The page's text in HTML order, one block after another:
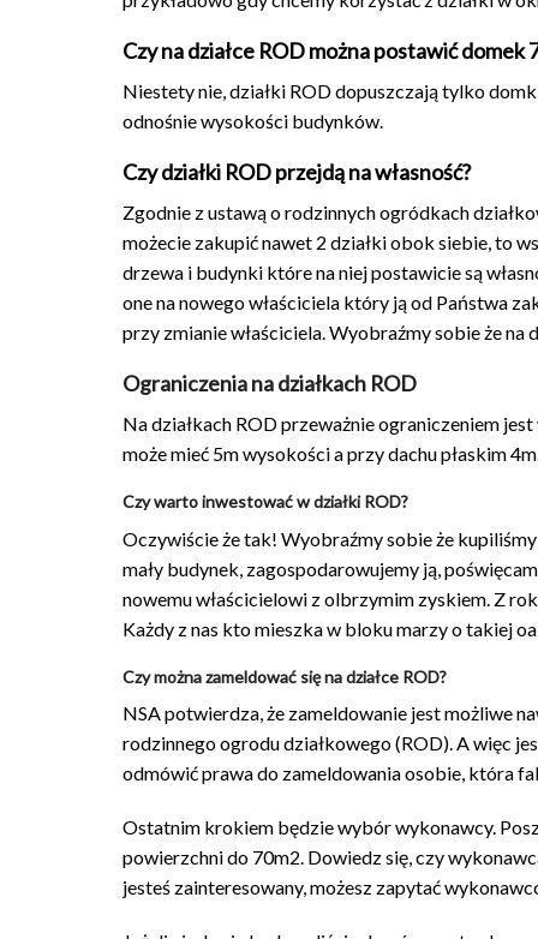
Czy na działce ROD można postawić domek
Niestety nie, działki ROD dopuszczają tylko
odnośnie wysokości budynków.
Czy działki ROD przejdą na własność?
Zgodnie z ustawą o rodzinnych ogródkach
możecie zakupić nawet 2 działki obok siebie, to
drzewa i budynki które na niej postawicie są
one na nowego właściciela który ją od Państwa
przy zmianie właściciela. Wyobraźmy sobie że
Ograniczenia na działkach ROD
Na działkach ROD przeważnie ograniczeniem
może mieć 5m wysokości a przy dachu płaskim
Czy warto inwestować w działki ROD?
Oczywiście że tak! Wyobraźmy sobie że
mały budynek, zagospodarowujemy ją,
nowemu właścicielowi z olbrzymim zyskiem. Z
Każdy z nas kto mieszka w bloku marzy o takiej
Czy można zameldować się na działce ROD?
NSA potwierdza, że zameldowanie jest możliwe
rodzinnego ogrodu działkowego (ROD). A więc
odmówić prawa do zameldowania osobie, która
Ostatnim krokiem będzie wybór wykonawcy.
powierzchni do 70m2. Dowiedz się, czy
jesteś zainteresowany, możesz zapytać